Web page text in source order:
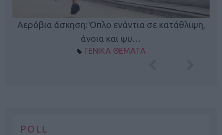
Αερόβια άσκηση: Όπλο ενάντια σε κατάθλιψη,
άνοια και ψυ…
ΓΕΝΙΚΑ ΘΕΜΑΤΑ
POLL